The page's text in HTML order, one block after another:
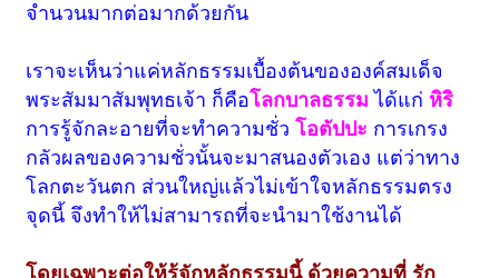
จำนวนมากต่อมากด้วยกัน
เราจะเห็นว่าแค่หลักธรรมเบื้องต้นขององค์สมเด็จ
พระสัมมาสัมพุทธเจ้า ก็คือโลกบาลธรรม ได้แก่ หิริ
การรู้จักละอายที่จะทำความชั่วโอตัปปะ การเกรง
กลัวผลของความชั่วนั้นจะมาสนองตัวเอง แต่ว่าทาง
โลกตะวันตก ส่วนใหญ่แล้วไม่เข้าใจหลักธรรมตรง
จุดนี้ จึงทำให้ไม่สามารถที่จะนำมาใช้งานได้
โดยเฉพาะต่อให้รู้จักหลักธรรมนี้ ด้วยความที่ รัก